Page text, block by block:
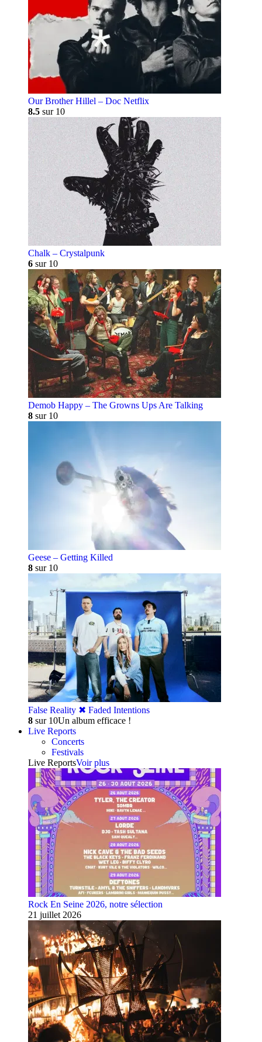
Our Brother Hillel – Doc Netflix
8.5 sur 10
Chalk – Crystalpunk
6 sur 10
Demob Happy – The Growns Ups Are Talking
8 sur 10
Geese – Getting Killed
8 sur 10
False Reality ✖︎ Faded Intentions
8 sur 10Un album efficace !
Live Reports
Concerts
Festivals
Live ReportsVoir plus
Rock En Seine 2026, notre sélection
21 juillet 2026